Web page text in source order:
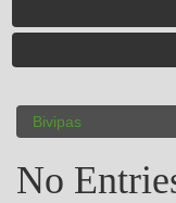
Bivipas
No